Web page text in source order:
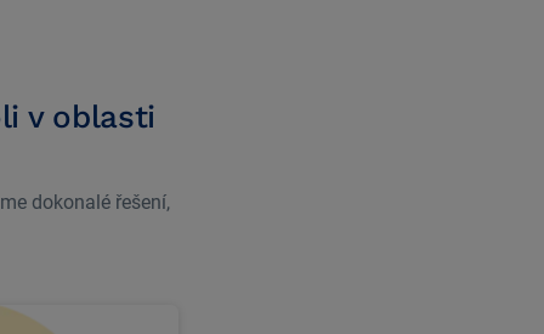
v oblasti
dokonalé řešení,